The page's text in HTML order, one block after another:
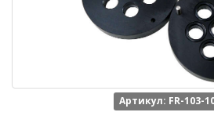
Артикул: FR-103-